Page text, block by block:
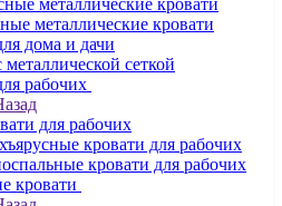
металлические кровати
металлические кровати
дома и дачи
сеткой
рабочих
для рабочих
кровати для рабочих
кровати для рабочих
кровати